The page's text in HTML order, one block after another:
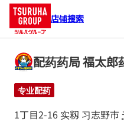
店铺搜索
配药药局 福太郎
专业配药
1丁目2-16 实籾 习志野市